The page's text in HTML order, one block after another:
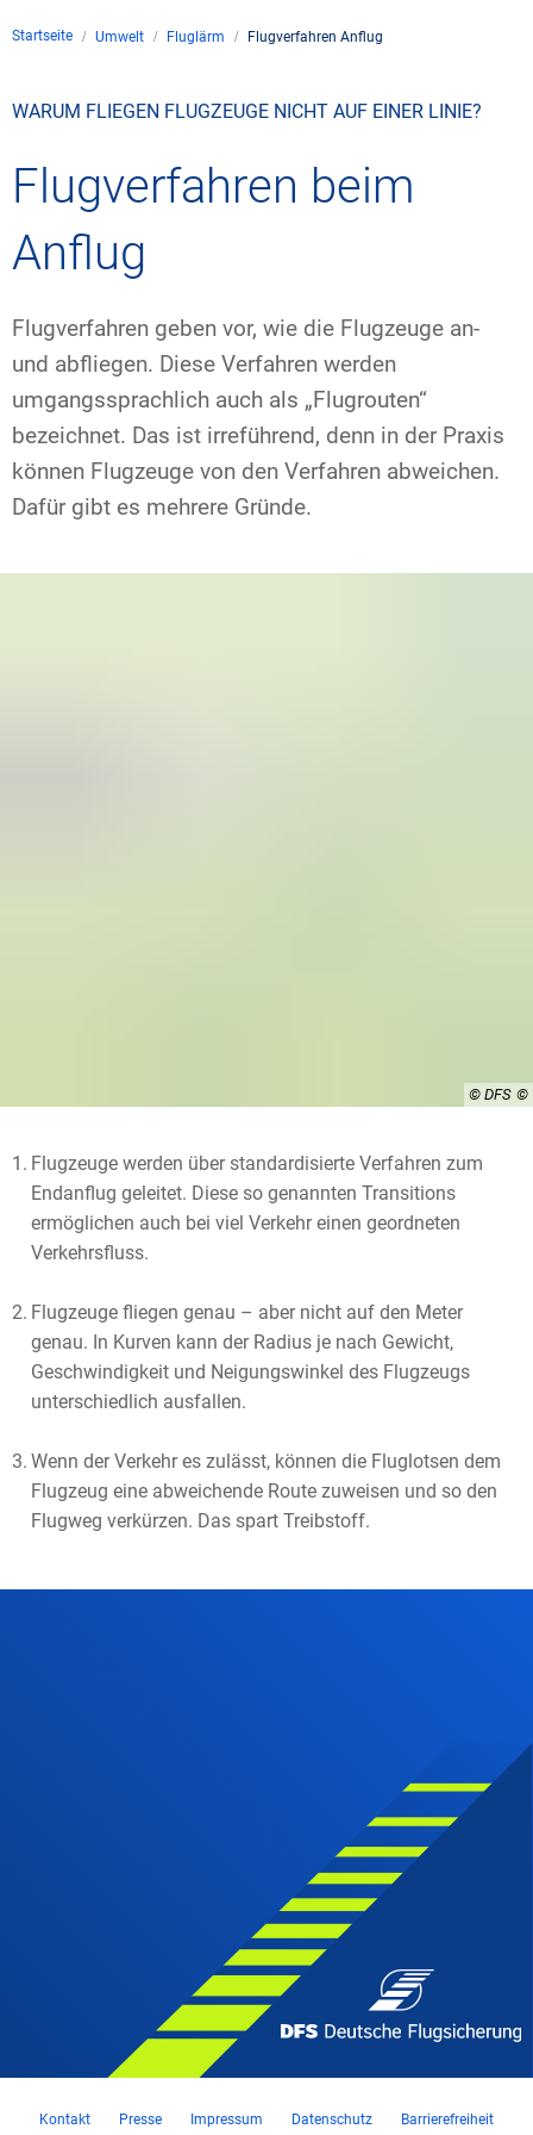
en Kontakt
Rechtlicher
Flugsicherung
Betrieb
Forschung und
Klima
Umwelt vor Ort
Drohnenflug
Drohnen an
Allgemeine
Training
Medien
Statistiken
Fotos und Filme
IFR-/VFR-
Karriere
Startseite Umwelt Fluglärm Flugverfahren Anflug
WARUM FLIEGEN FLUGZEUGE NICHT AUF EINER LINIE?
Flugverfahren beim
Anflug
Flugverfahren geben vor, wie die Flugzeuge an-
und abfliegen. Diese Verfahren werden
umgangssprachlich auch als „Flugrouten“
bezeichnet. Das ist irreführend, denn in der Praxis
können Flugzeuge von den Verfahren abweichen.
Dafür gibt es mehrere Gründe.
© DFS
Flugzeuge werden über standardisierte Verfahren zum
Endanflug geleitet. Diese so genannten Transitions
ermöglichen auch bei viel Verkehr einen geordneten
Verkehrsfluss.
Flugzeuge fliegen genau – aber nicht auf den Meter
genau. In Kurven kann der Radius je nach Gewicht,
Geschwindigkeit und Neigungswinkel des Flugzeugs
unterschiedlich ausfallen.
Wenn der Verkehr es zulässt, können die Fluglotsen dem
Flugzeug eine abweichende Route zuweisen und so den
Flugweg verkürzen. Das spart Treibstoff.
Kontakt Presse Impressum Datenschutz Barrierefreiheit